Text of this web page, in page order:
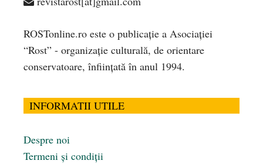
ROSTonline.ro este o publicaţie a Asociaţiei
“Rost” - organizaţie culturală, de orientare
conservatoare, înfiinţată în anul 1994.
INFORMATII UTILE
Despre noi
Termeni și condiții